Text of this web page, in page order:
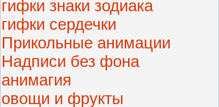
гифки знаки зодиака
гифки сердечки
Прикольные анимации
Надписи без фона
анимагия
овощи и фрукты